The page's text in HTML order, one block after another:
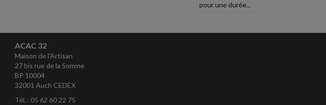
pour une durée...
ACAC 32
Maison de l'Artisan
27 bis rue de la Somme
BP 10004
32001 Auch CEDEX
Tél. : 05 62 60 22 75